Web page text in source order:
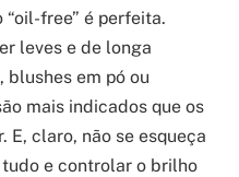
free” é perfeita.
leves e de longa
blushes em pó ou
mais indicados que os
E, claro, não se esqueça
e controlar o brilho